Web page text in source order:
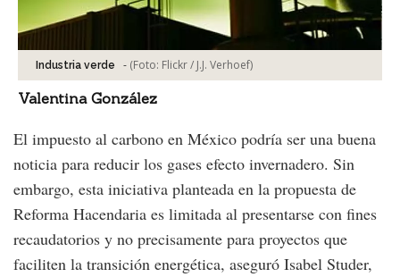
Industria verde - (Foto: Flickr / J.J. Verhoef)
Valentina González
El impuesto al carbono en México podría ser una buena
noticia para reducir los gases efecto invernadero. Sin
embargo, esta iniciativa planteada en la propuesta de
Reforma Hacendaria es limitada al presentarse con fines
recaudatorios y no precisamente para proyectos que
faciliten la transición energética, aseguró Isabel Studer,